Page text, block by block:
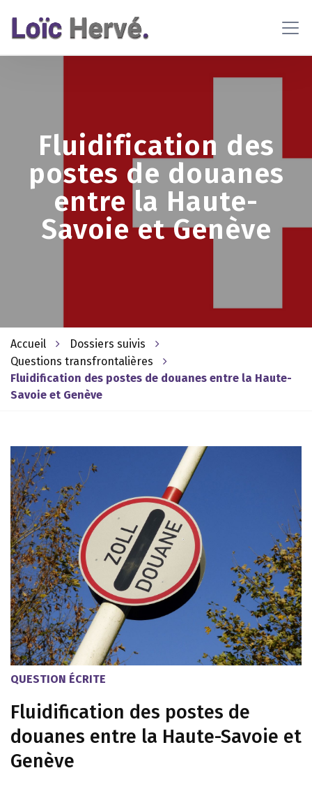
Fluidification des
postes de douanes
entre la Haute-
Savoie et Genève
Accueil
Dossiers suivis
Questions transfrontalières
Fluidification des postes de douanes entre la Haute-
Savoie et Genève
QUESTION ÉCRITE
Fluidification des postes de
douanes entre la Haute-Savoie et
Genève
l'utilisation de cookies pour vous proposer des contenus et
services adaptés